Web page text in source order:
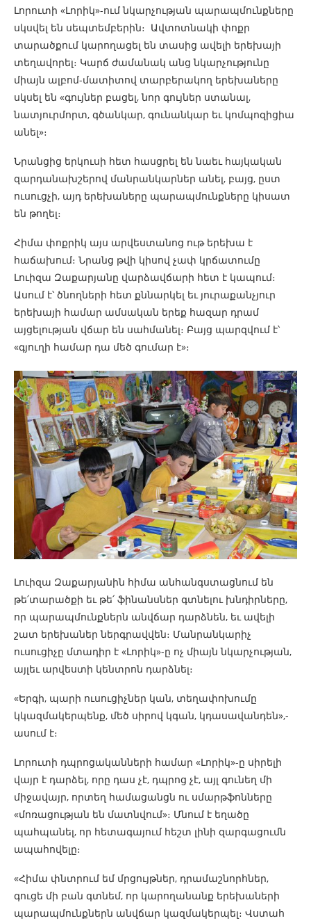
Լորուտի «Լորիկ»-ում նկարչության պարապմունքները
սկսվել են սեպտեմբերին։ Ավտոտնակի փոքր
տարածքում կարողացել են տասից ավելի երեխայի
տեղավորել։ Կարճ ժամանակ անց նկարչությունը
միայն ալբոմ-մատիտով տարբերակող երեխաները
սկսել են «գույներ բացել, նոր գույներ ստանալ,
նատյուրմորտ, գծանկար, գունանկար եւ կոմպոզիցիա
անել»։
Նրանցից երկուսի հետ հասցրել են նաեւ հայկական
զարդանախշերով մանրանկարներ անել, բայց, ըստ
ուսուցչի, այդ երեխաները պարապմունքները կիսատ
են թողել։
Հիմա փոքրիկ այս արվեստանոց ութ երեխա է
հաճախում։ Նրանց թվի կիսով չափ կրճատումը
Լուիզա Զաքարյանը վարձավճարի հետ է կապում։
Ասում է՝ ծնողների հետ քննարկել եւ յուրաքանչյուր
երեխայի համար ամսական երեք հազար դրամ
այցելության վճար են սահմանել։ Բայց պարզվում է՝
«գյուղի համար դա մեծ գումար է»։
Լուիզա Զաքարյանին հիմա անհանգստացնում են
թե՛տարածքի եւ թե՛ ֆինանսներ գտնելու խնդիրները,
որ պարապմունքներն անվճար դարձնեն, եւ ավելի
շատ երեխաներ ներգրավվեն։ Մանրանկարիչ
ուսուցիչը մտադիր է «Լորիկ»-ը ոչ միայն նկարչության,
այլեւ արվեստի կենտրոն դարձնել։
«Երգի, պարի ուսուցիչներ կան, տեղափոխումը
կկազմակերպենք, մեծ սիրով կգան, կդասավանդեն»,-
ասում է։
Լորուտի դպրոցականների համար «Լորիկ»-ը սիրելի
վայր է դարձել, որը դաս չէ, դպրոց չէ, այլ գունեղ մի
միջավայր, որտեղ համացանցն ու սմարթֆոնները
«մոռացության են մատնվում»։ Մնում է եղածը
պահպանել, որ հետագայում հեշտ լինի զարգացումն
ապահովելը։
«Հիմա փնտրում եմ մրցույթներ, դրամաշնորհներ,
գուցե մի բան գտնեմ, որ կարողանանք երեխաների
պարապմունքներն անվճար կազմակերպել։ Վստահ